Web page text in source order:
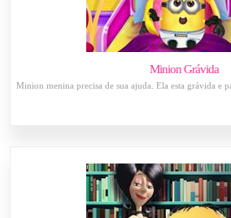
Minion Grávida
Minion menina precisa de sua ajuda. Ela esta grávida e